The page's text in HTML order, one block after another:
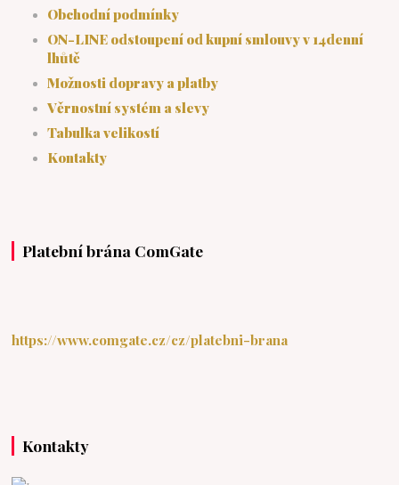
Obchodní podmínky
ON-LINE odstoupení od kupní smlouvy v 14denní
lhůtě
Možnosti dopravy a platby
Věrnostní systém a slevy
Tabulka velikostí
Kontakty
Platební brána ComGate
https://www.comgate.cz/cz/platebni-brana
Kontakty